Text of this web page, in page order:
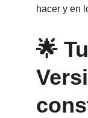
hacer y en
🌟